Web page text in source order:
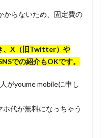
からないため、固定費の
、X（旧Twitter）や
での紹介もOKです。
がyoume mobileに申し
代が無料になっちゃう